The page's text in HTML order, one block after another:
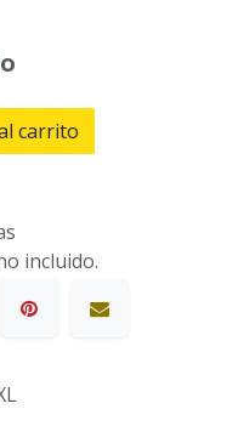
carrito
incluido.